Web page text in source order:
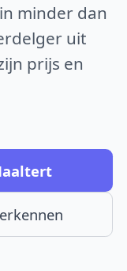
minder dan
uit
prijs en